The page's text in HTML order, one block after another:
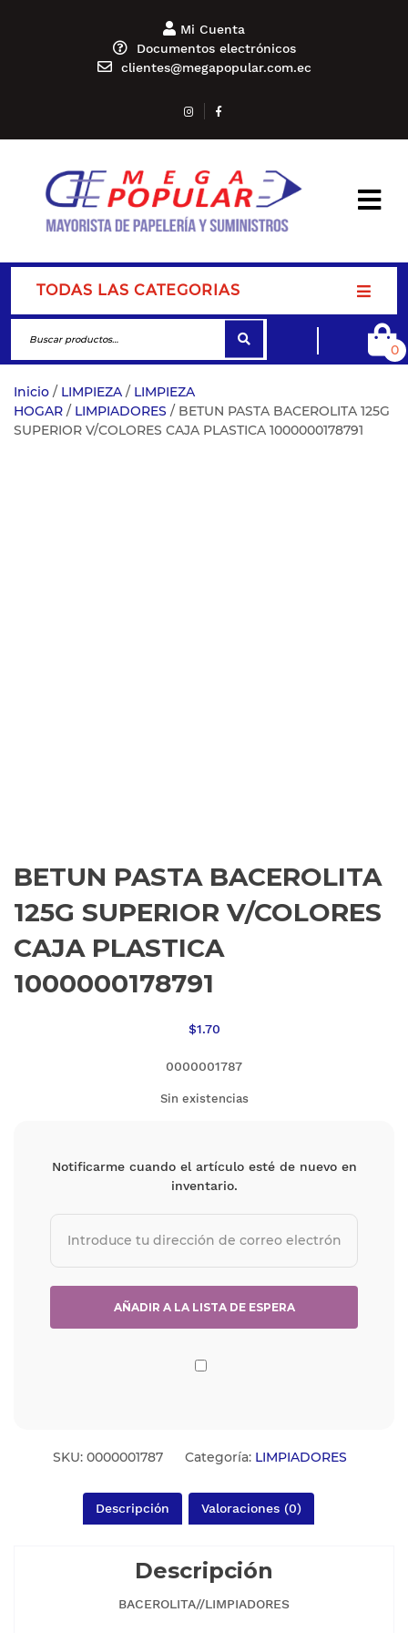
Mi Cuenta
Documentos electrónicos
clientes@megapopular.com.ec
TODAS LAS CATEGORIAS
0
Inicio / LIMPIEZA / LIMPIEZA
HOGAR / LIMPIADORES / BETUN PASTA BACEROLITA 125G
SUPERIOR V/COLORES CAJA PLASTICA 1000000178791
BETUN PASTA BACEROLITA
125G SUPERIOR V/COLORES
CAJA PLASTICA
1000000178791
$1.70
0000001787
Sin existencias
Notificarme cuando el artículo esté de nuevo en
inventario.
SKU: 0000001787 Categoría: LIMPIADORES
Descripción Valoraciones (0)
Descripción
BACEROLITA//LIMPIADORES